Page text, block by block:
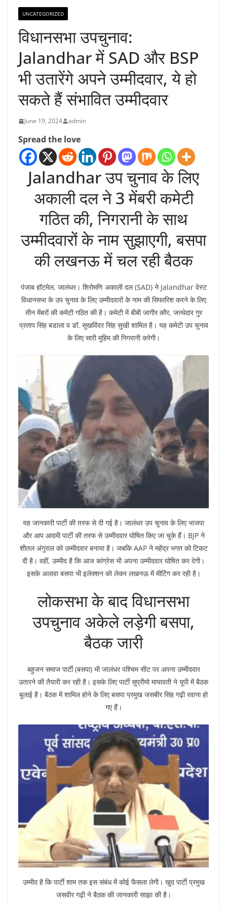
UNCATEGORIZED
विधानसभा उपचुनाव:
Jalandhar में SAD और BSP
भी उतारेंगे अपने उम्मीदवार, ये हो
सकते हैं संभावित उम्मीदवार
June 19, 2024 admin
Spread the love
Jalandhar उप चुनाव के लिए
अकाली दल ने 3 मेंबरी कमेटी
गठित की, निगरानी के साथ
उम्मीदवारों के नाम सुझाएगी, बसपा
की लखनऊ में चल रही बैठक
पंजाब हॉटमेल, जालंधर। शिरोमणि अकाली दल (SAD) ने Jalandhar वेस्ट
विधानसभा के उप चुनाव के लिए उम्मीदवारों के नाम की सिफारिश करने के लिए
तीन मेंबरों की कमेटी गठित की है। कमेटी में बीबी जागीर कौर, जत्थेदार गुर
प्रताप सिंह बडाला व डॉ. सुखविंदर सिंह सुखी शामिल है। यह कमेटी उप चुनाव
के लिए सारी मुहिम की निगरानी करेगी।
यह जानकारी पार्टी की तरफ से दी गई है। जालंधर उप चुनाव के लिए भाजपा
और आप आदमी पार्टी की तरफ से उम्मीदवार घोषित किए जा चुके हैं। BJP ने
शीतल अंगुराल को उम्मीदवार बनाया है। जबकि AAP ने महेंद्र भगत को टिकट
दी है। वहीं, उम्मीद है कि आज कांग्रेस भी अपना उम्मीदवार घोषित कर देगी।
इसके अलावा बसपा भी इलेक्शन को लेकर लखनऊ में मीटिंग कर रही है।
लोकसभा के बाद विधानसभा
उपचुनाव अकेले लड़ेगी बसपा,
बैठक जारी
बहुजन समाज पार्टी (बसपा) भी जालंधर पश्चिम सीट पर अपना उम्मीदवार
उतारने की तैयारी कर रही है। इसके लिए पार्टी सुप्रीमो मायावती ने यूपी में बैठक
बुलाई है। बैठक में शामिल होने के लिए बसपा प्रमुख जसबीर सिंह गढ़ी रवाना हो
गए हैं।
उम्मीद है कि पार्टी शाम तक इस संबंध में कोई फैसला लेगी। खुद पार्टी प्रमुख
जसवीर गढ़ी ने बैठक की जानकारी साझा की है।